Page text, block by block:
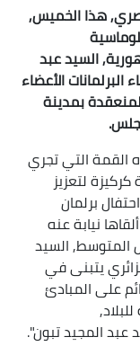
هذا الخميس,
السيد عبد
الأعضاء
بمدينة
التي تجري
لتعزيز
برلمان
نيابة عنه
السيد
يتبنى في
على المبادئ
المجيد تبون".